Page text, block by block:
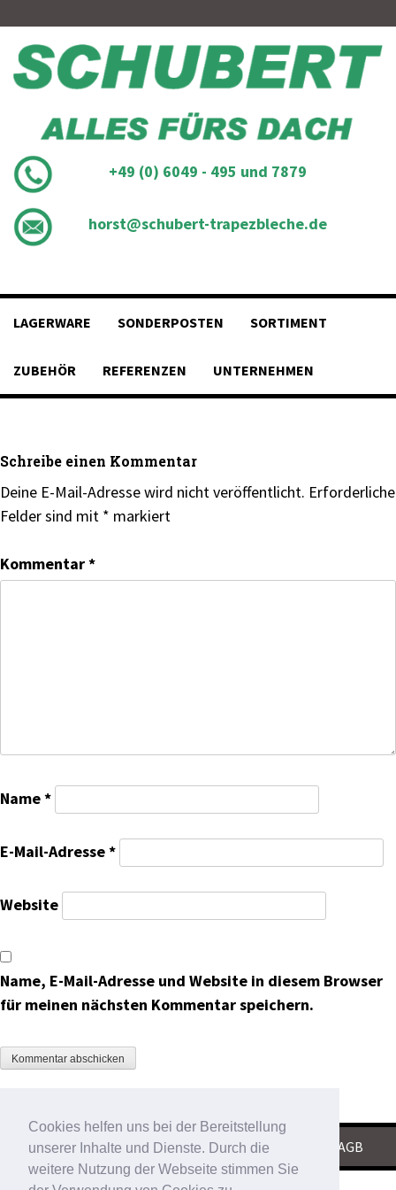
Cookies helfen uns bei der Bereitstellung
unserer Inhalte und Dienste. Durch die
weitere Nutzung der Webseite stimmen Sie
content
+49 (0) 6049 - 495 und 7879
horst@schubert-trapezbleche.de
LAGERWARE SONDERPOSTEN SORTIMENT
ZUBEHÖR REFERENZEN UNTERNEHMEN
Schreibe einen Kommentar
Deine E-Mail-Adresse wird nicht veröffentlicht. Erforderliche
Felder sind mit * markiert
Kommentar*
Name*
E-Mail-Adresse*
Website
Name, E-Mail-Adresse und Website in diesem Browser
für meinen nächsten Kommentar speichern.
KONTAKT|IMPRESSUM|DATENSCHUTZ AGB